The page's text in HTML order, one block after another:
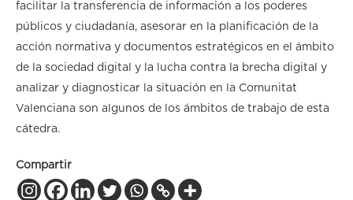
facilitar la transferencia de información a los poderes
públicos y ciudadanía, asesorar en la planificación de la
acción normativa y documentos estratégicos en el ámbito
de la sociedad digital y la lucha contra la brecha digital y
analizar y diagnosticar la situación en la Comunitat
Valenciana son algunos de los ámbitos de trabajo de esta
cátedra.
Compartir